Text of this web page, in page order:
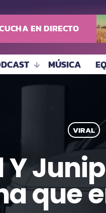
EN DIRECTO
MÚSICA
VIRAL
Y
que